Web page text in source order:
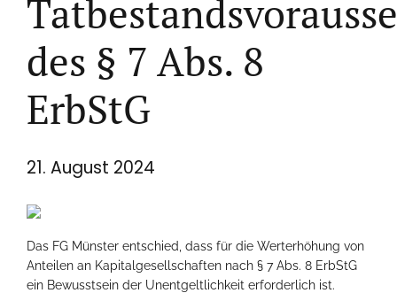
des § 7 Abs. 8
ErbStG
21. August 2024
Das FG Münster entschied, dass für die Werterhöhung von
Anteilen an Kapitalgesellschaften nach § 7 Abs. 8 ErbStG
ein Bewusstsein der Unentgeltlichkeit erforderlich ist.